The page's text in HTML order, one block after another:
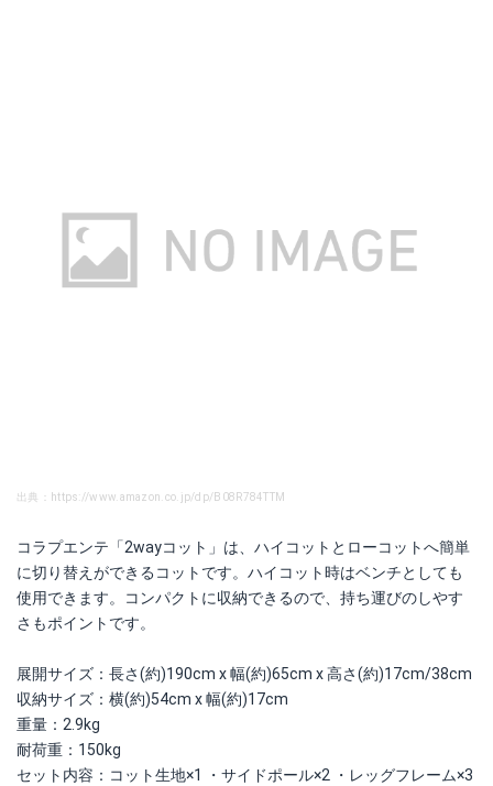
出典：https://www.amazon.co.jp/dp/B08R784TTM
コラプエンテ「2wayコット」は、ハイコットとローコットへ簡単
に切り替えができるコットです。ハイコット時はベンチとしても
使用できます。コンパクトに収納できるので、持ち運びのしやす
さもポイントです。
展開サイズ：長さ(約)190cm x 幅(約)65cm x 高さ(約)17cm/38cm
収納サイズ：横(約)54cm x 幅(約)17cm
重量：2.9kg
耐荷重：150kg
セット内容：コット生地×1 ・サイドポール×2 ・レッグフレーム×3